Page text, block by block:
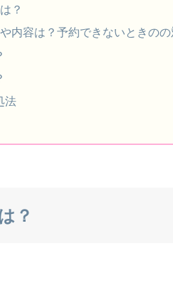
？
内容は？予約できないときのの
法
？